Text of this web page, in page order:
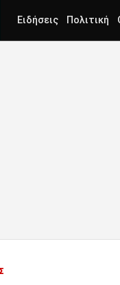
Ειδήσεις Πολιτική